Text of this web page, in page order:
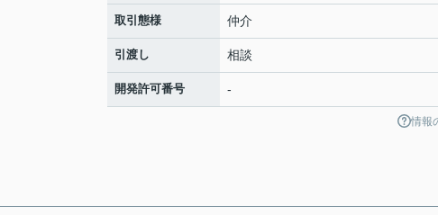
取引態様 仲介
引渡し 相談
開発許可番号 -
情報